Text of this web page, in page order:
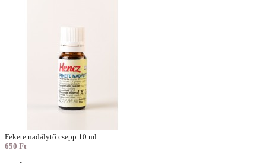
Fekete nadálytő csepp 10 ml
650 Ft